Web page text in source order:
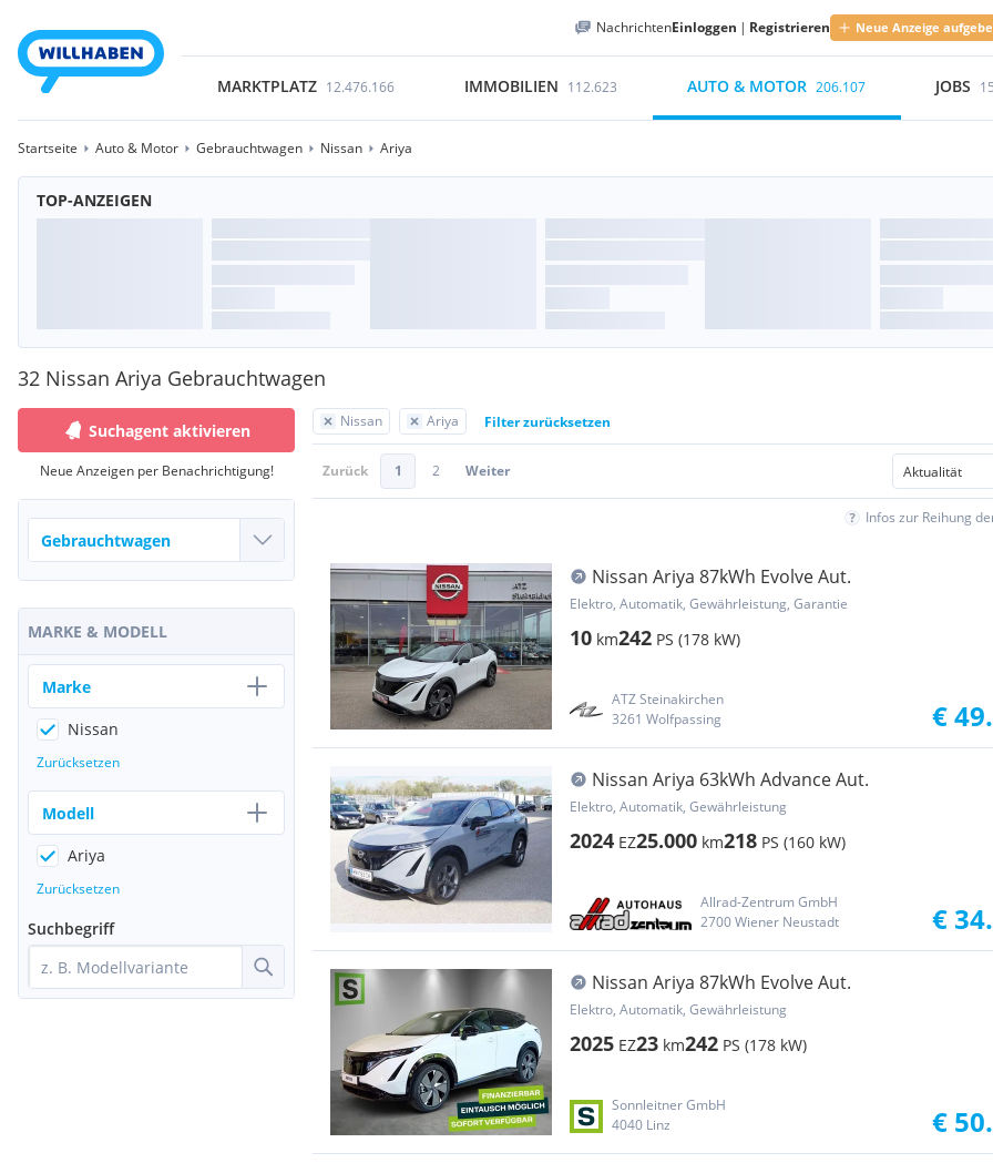
NachrichtenEinloggen | Registrieren Neue Anzeige
MARKTPLATZ 12.476.166 IMMOBILIEN 112.623 AUTO & MOTOR 206.107 JOBS
Startseite Auto & Motor Gebrauchtwagen Nissan Ariya
TOP-ANZEIGEN
32 Nissan Ariya Gebrauchtwagen
Nissan Ariya Filter zurücksetzen
Zurück 1 2 Weiter
Infos zur Reihung
Nissan Ariya 87kWh Evolve Aut.
Elektro, Automatik, Gewährleistung, Garantie
10 km242 PS (178 kW)
ATZ Steinakirchen
3261 Wolfpassing
€
Nissan Ariya 63kWh Advance Aut.
Elektro, Automatik, Gewährleistung
2024 EZ25.000 km218 PS (160 kW)
Allrad-Zentrum GmbH
2700 Wiener Neustadt
€
Nissan Ariya 87kWh Evolve Aut.
Elektro, Automatik, Gewährleistung
2025 EZ23 km242 PS (178 kW)
Sonnleitner GmbH
4040 Linz
€
Suchagent aktivieren
Neue Anzeigen per Benachrichtigung!
MARKE & MODELL
Marke
Nissan
Zurücksetzen
Modell
Ariya
Zurücksetzen
Suchbegriff